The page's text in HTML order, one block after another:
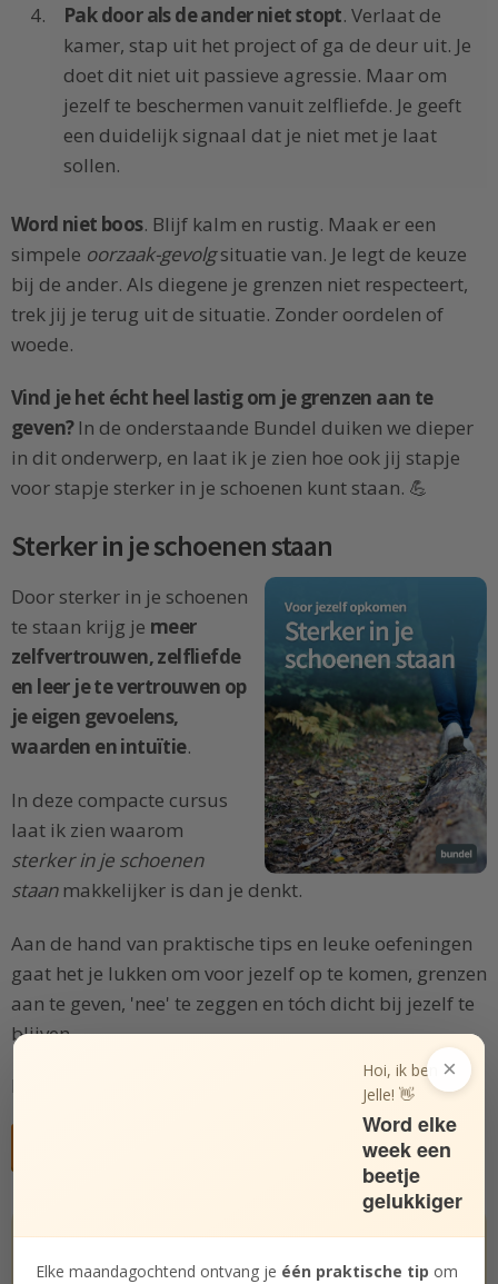
Pak door als de ander niet stopt. Verlaat de
kamer, stap uit het project of ga de deur uit. Je
doet dit niet uit passieve agressie. Maar om
jezelf te beschermen vanuit zelfliefde. Je geeft
een duidelijk signaal dat je niet met je laat
sollen.
Word niet boos. Blijf kalm en rustig. Maak er een
simpele oorzaak-gevolgsituatie van. Je legt de keuze
bij de ander. Als diegene je grenzen niet respecteert,
trek jij je terug uit de situatie. Zonder oordelen of
woede.
Vind je het écht heel lastig om je grenzen aan te
geven?In de onderstaande Bundel duiken we dieper
in dit onderwerp, en laat ik je zien hoe ook jij stapje
voor stapje sterker in je schoenen kunt staan. 💪
Sterker in je schoenen staan
Door sterker in je schoenen
te staan krijg je meer
zelfvertrouwen, zelfliefde
en leer je te vertrouwen op
je eigen gevoelens,
waarden en intuïtie.
In deze compacte cursus
laat ik zien waarom
sterker in je schoenen
staanmakkelijker is dan je denkt.
Aan de hand van praktische tips en leuke oefeningen
gaat het je lukken om voor jezelf op te komen, grenzen
aan te geven, 'nee' te zeggen en tóch dicht bij jezelf te
blijven.
Hoe gelukkig ben jij echt? Doe de test.
De Gelukstest
×
Hoi, ik ben
Jelle! 👋
Word elke
week een
beetje
gelukkiger
Elke maandagochtend ontvang je één praktische tip om